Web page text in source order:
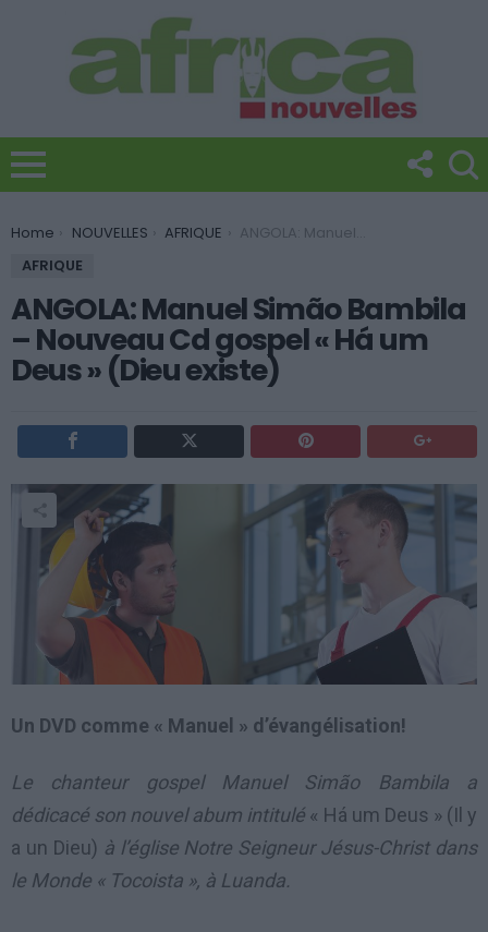
You are here:
Home NOUVELLES AFRIQUE
ANGOLA: Manuel Simão Bambila – Nouveau Cd gospel « Há um Deus » (Dieu existe)
AFRIQUE
ANGOLA: Manuel Simão Bambila
– Nouveau Cd gospel « Há um
Deus » (Dieu existe)
Un DVD comme « Manuel » d’évangélisation!
Le chanteur gospel Manuel Simão Bambila a
dédicacé son nouvel abum intitulé « Há um Deus » (Il y
a un Dieu) à l’église Notre Seigneur Jésus-Christ dans
le Monde « Tocoista », à Luanda.